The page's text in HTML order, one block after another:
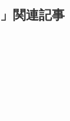
関連記事